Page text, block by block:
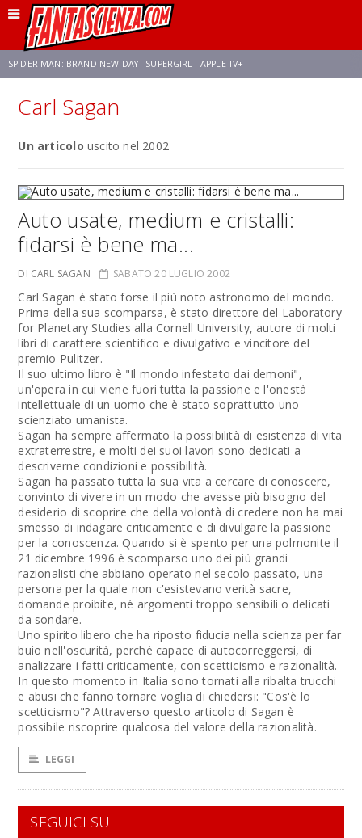
SPIDER-MAN: BRAND NEW DAY SUPERGIRL APPLE TV+
FRANCO RICCIARDIELLO
Carl Sagan
Un articolo uscito nel 2002
Auto usate, medium e cristalli:
fidarsi è bene ma...
DI CARL SAGAN SABATO 20 LUGLIO 2002
Carl Sagan è stato forse il più noto astronomo del mondo.
Prima della sua scomparsa, è stato direttore del Laboratory
for Planetary Studies alla Cornell University, autore di molti
libri di carattere scientifico e divulgativo e vincitore del
premio Pulitzer.
Il suo ultimo libro è "Il mondo infestato dai demoni",
un'opera in cui viene fuori tutta la passione e l'onestà
intellettuale di un uomo che è stato soprattutto uno
scienziato umanista.
Sagan ha sempre affermato la possibilità di esistenza di vita
extraterrestre, e molti dei suoi lavori sono dedicati a
descriverne condizioni e possibilità.
Sagan ha passato tutta la sua vita a cercare di conoscere,
convinto di vivere in un modo che avesse più bisogno del
desiderio di scoprire che della volontà di credere non ha mai
smesso di indagare criticamente e di divulgare la passione
per la conoscenza. Quando si è spento per una polmonite il
21 dicembre 1996 è scomparso uno dei più grandi
razionalisti che abbiano operato nel secolo passato, una
persona per la quale non c'esistevano verità sacre,
domande proibite, né argomenti troppo sensibili o delicati
da sondare.
Uno spirito libero che ha riposto fiducia nella scienza per far
buio nell'oscurità, perché capace di autocorreggersi, di
analizzare i fatti criticamente, con scetticismo e razionalità.
In questo momento in Italia sono tornati alla ribalta trucchi
e abusi che fanno tornare voglia di chiedersi: "Cos'è lo
scetticismo"? Attraverso questo articolo di Sagan è
possibile riscoprire qualcosa del valore della razionalità.
LEGGI
SEGUICI SU